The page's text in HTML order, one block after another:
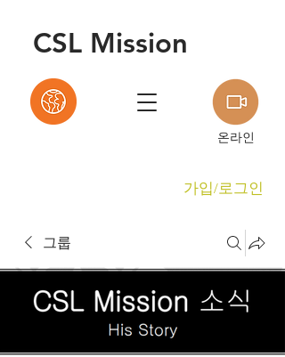
CSL Mission
온라인
가입/로그인
그룹